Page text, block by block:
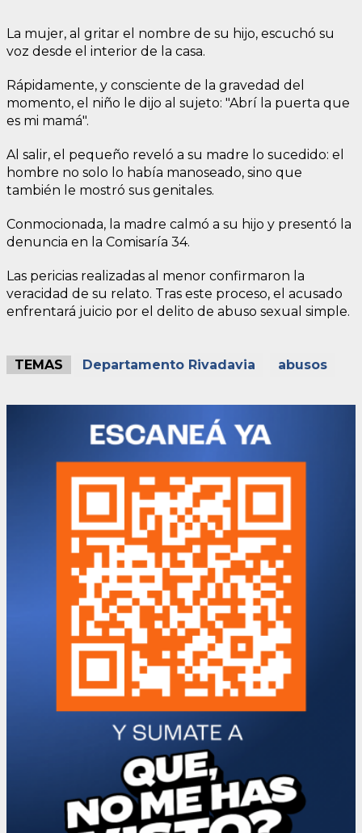
La mujer, al gritar el nombre de su hijo, escuchó su
voz desde el interior de la casa.
Rápidamente, y consciente de la gravedad del
momento, el niño le dijo al sujeto: "Abrí la puerta que
es mi mamá".
Al salir, el pequeño reveló a su madre lo sucedido: el
hombre no solo lo había manoseado, sino que
también le mostró sus genitales.
Conmocionada, la madre calmó a su hijo y presentó la
denuncia en la Comisaría 34.
Las pericias realizadas al menor confirmaron la
veracidad de su relato. Tras este proceso, el acusado
enfrentará juicio por el delito de abuso sexual simple.
TEMAS Departamento Rivadavia abusos